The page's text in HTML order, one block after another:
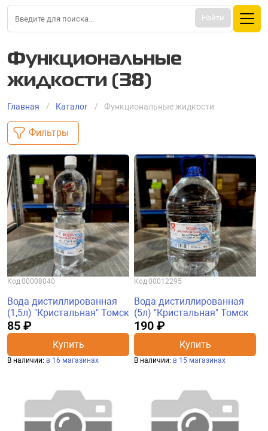
Найти
Функционaльные
жидкости (38)
Главная Каталог Функционaльные жидкости
Фильтры
Код00008040
Вода дистиллированная
(1,5л) "Кристальная" Томск
85 ₽
Купить
В наличии: в 16 магазинах
Код00012295
Вода дистиллированная
(5л) "Кристальная" Томск
190 ₽
Купить
В наличии: в 15 магазинах